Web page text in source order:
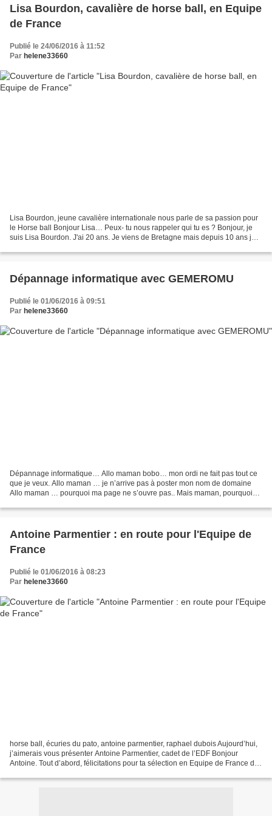
Lisa Bourdon, cavalière de horse ball, en Equipe
de France
Publié le 24/06/2016 à 11:52
Par helene33660
Lisa Bourdon, jeune cavalière internationale nous parle de sa passion pour
le Horse ball Bonjour Lisa… Peux- tu nous rappeler qui tu es ? Bonjour, je
suis Lisa Bourdon. J'ai 20 ans. Je viens de Bretagne mais depuis 10 ans je
Dépannage informatique avec GEMEROMU
Publié le 01/06/2016 à 09:51
Par helene33660
Dépannage informatique… Allo maman bobo… mon ordi ne fait pas tout ce
que je veux. Allo maman … je n’arrive pas à poster mon nom de domaine
Allo maman … pourquoi ma page ne s’ouvre pas.. Mais maman, pourquoi
Antoine Parmentier : en route pour l'Equipe de
France
Publié le 01/06/2016 à 08:23
Par helene33660
horse ball, écuries du pato, antoine parmentier, raphael dubois Aujourd’hui,
j’aimerais vous présenter Antoine Parmentier, cadet de l’EDF Bonjour
Antoine. Tout d’abord, félicitations pour ta sélection en Equipe de France des